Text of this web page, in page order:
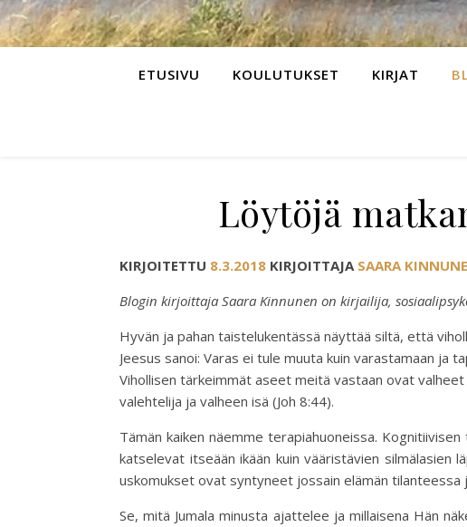
ETUSIVU KOULUTUKSET KIRJAT
Löytöjä
KIRJOITETTU 8.3.2018 KIRJOITTAJA SAARA
Blogin kirjoittaja Saara Kinnunen on kirjailija,
Hyvän ja pahan taistelukentässä näyttää siltä, että
Jeesus sanoi: Varas ei tule muuta kuin varastamaan ja
Vihollisen tärkeimmät aseet meitä vastaan ovat
valehtelija ja valheen isä (Joh 8:44).
Tämän kaiken näemme terapiahuoneissa.
katselevat itseään ikään kuin vääristävien silmälasien
uskomukset ovat syntyneet jossain elämän
Se, mitä Jumala minusta ajattelee ja millaisena Hän